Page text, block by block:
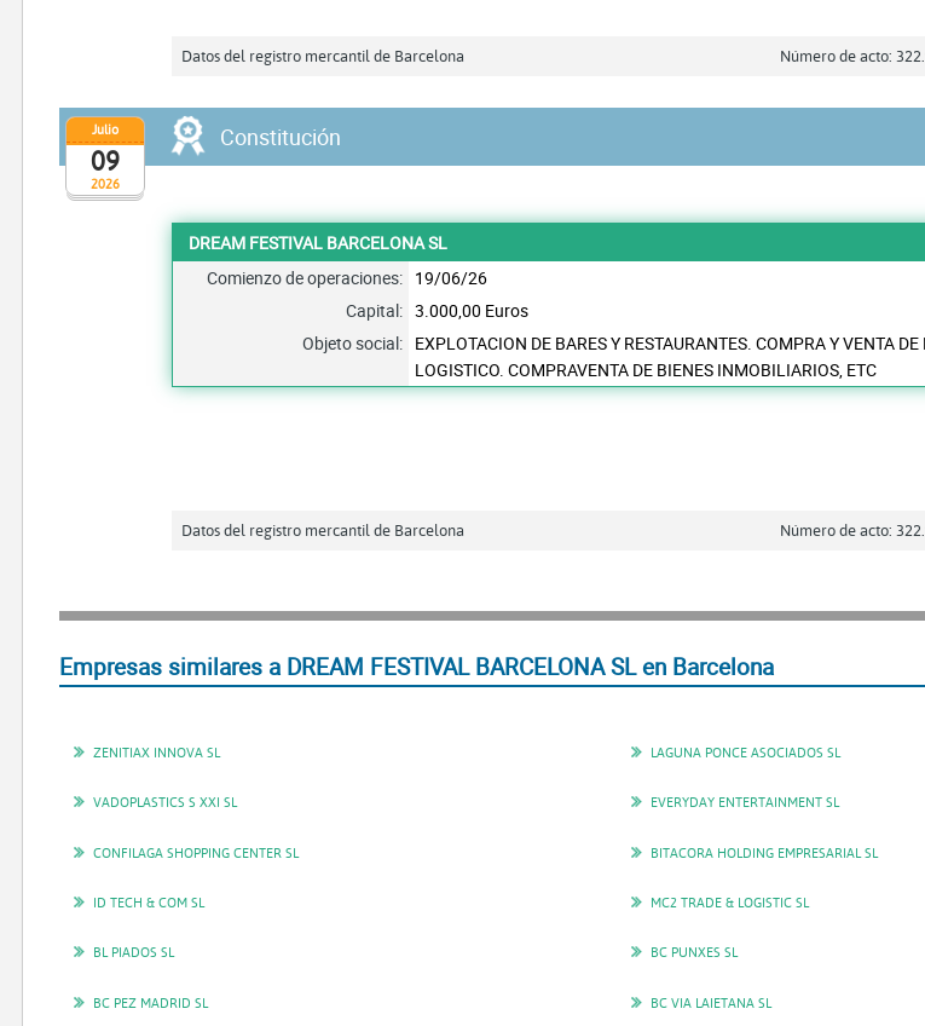
Datos del registro mercantil de Barcelona Número de acto:
2026
Julio
09
Constitución
DREAM FESTIVAL BARCELONA SL
Comienzo de operaciones: 19/06/26
Capital: 3.000,00 Euros
Objeto social: EXPLOTACION DE BARES Y RESTAURANTES. COMPRA Y VENTA
LOGISTICO. COMPRAVENTA DE BIENES INMOBILIARIOS, ETC
Datos del registro mercantil de Barcelona Número de acto:
Empresas similares a DREAM FESTIVAL BARCELONA SL en Barcelona
ZENITIAX INNOVA SL LAGUNA PONCE ASOCIADOS SL
VADOPLASTICS S XXI SL EVERYDAY ENTERTAINMENT SL
CONFILAGA SHOPPING CENTER SL BITACORA HOLDING EMPRESARIAL SL
ID TECH & COM SL MC2 TRADE & LOGISTIC SL
BL PIADOS SL BC PUNXES SL
BC PEZ MADRID SL BC VIA LAIETANA SL